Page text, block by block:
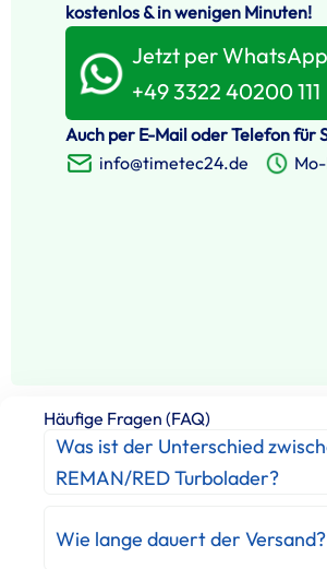
kostenlos & in wenigen Minuten!
Jetzt per
+49 3322 40200 111
Auch per E-Mail oder Telefon für
info@timetec24.de
Häufige Fragen (FAQ)
Was ist der Unterschied
REMAN/RED Turbolader?
Wie lange dauert der Versand?